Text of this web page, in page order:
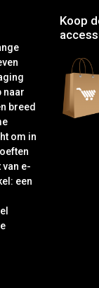
naar
breed
om in
e-
een
Koop